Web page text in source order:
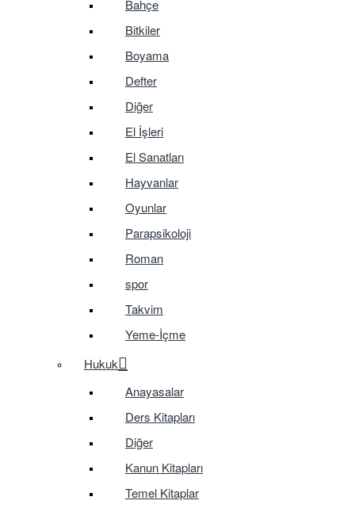
Bahçe
Bitkiler
Boyama
Defter
Diğer
El İşleri
El Sanatları
Hayvanlar
Oyunlar
Parapsikoloji
Roman
spor
Takvim
Yeme-İçme
Hukuk
Anayasalar
Ders Kitapları
Diğer
Kanun Kitapları
Temel Kitaplar